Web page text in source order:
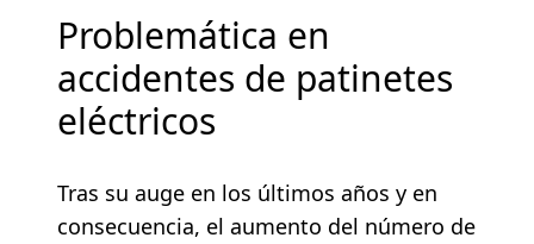
Problemática en
accidentes de patinetes
eléctricos
Tras su auge en los últimos años y en
consecuencia, el aumento del número de